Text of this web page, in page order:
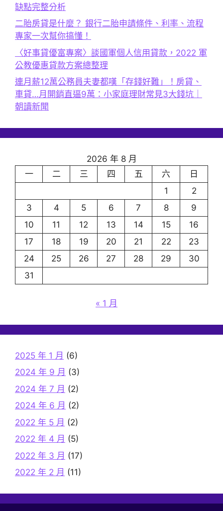
缺點完整分析
二胎房貸是什麼？ 銀行二胎申請條件、利率、流程
專家一次幫你搞懂！
〈好事貸優富專案〉談國軍個人信用貸款，2022 軍
公教優惠貸款方案總整理
連月薪12萬公務員夫妻都嘆「存錢好難」！房貸、
車貸…月開銷直逼9萬：小家庭理財常見3大錢坑｜
朝讀新聞
2026 年 8 月
一
二 三 四 五 六
日
1
2
3
4 5 6 7 8
9
10
11 12 13 14 15
16
17
18 19 20 21 22
23
24
25 26 27 28 29
30
31
« 1 月
2025 年 1 月 (6)
2024 年 9 月 (3)
2024 年 7 月 (2)
2024 年 6 月 (2)
2022 年 5 月 (2)
2022 年 4 月 (5)
2022 年 3 月 (17)
2022 年 2 月 (11)